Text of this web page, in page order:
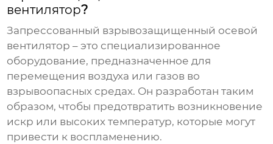
вентилятор?
Запрессованный взрывозащищенный осевой
вентилятор – это специализированное
оборудование, предназначенное для
перемещения воздуха или газов во
взрывоопасных средах. Он разработан таким
образом, чтобы предотвратить возникновение
искр или высоких температур, которые могут
привести к воспламенению.